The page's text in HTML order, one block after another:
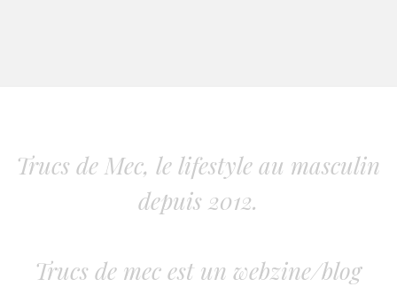
Trucs de Mec, le lifestyle au masculin
depuis 2012.
Trucs de mec est un webzine/blog